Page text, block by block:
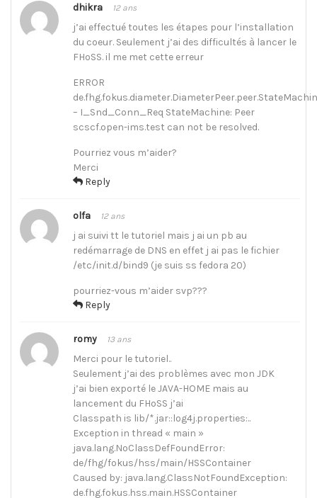
dhikra 12 ans
j’ai effectué toutes les étapes pour l’installation
du coeur. Seulement j’ai des difficultés à lancer le
FHoSS. il me met cette erreur
ERROR
– I_Snd_Conn_Req StateMachine: Peer
scscf.open-ims.test can not be resolved.
Pourriez vous m’aider?
Merci
Reply
olfa 12 ans
j ai suivi tt le tutoriel mais j ai un pb au
redémarrage de DNS en effet j ai pas le fichier
/etc/init.d/bind9 (je suis ss fedora 20)
pourriez-vous m’aider svp???
Reply
romy 13 ans
Merci pour le tutoriel..
Seulement j’ai des problèmes avec mon JDK
j’ai bien exporté le JAVA-HOME mais au
lancement du FHoSS j’ai
Classpath is lib/*.jar::log4j.properties:..
Exception in thread « main »
java.lang.NoClassDefFoundError:
de/fhg/fokus/hss/main/HSSContainer
Caused by: java.lang.ClassNotFoundException:
de.fhg.fokus.hss.main.HSSContainer